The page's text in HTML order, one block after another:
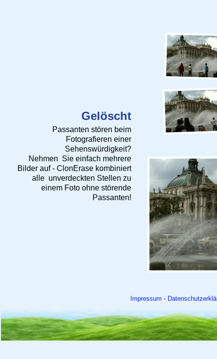
Gelöscht
Passanten stören beim
Fotografieren einer
Sehenswürdigkeit?
Nehmen Sie einfach mehrere
Bilder auf - ClonErase kombiniert
alle unverdeckten Stellen zu
einem Foto ohne störende
Passanten!
Impressum -